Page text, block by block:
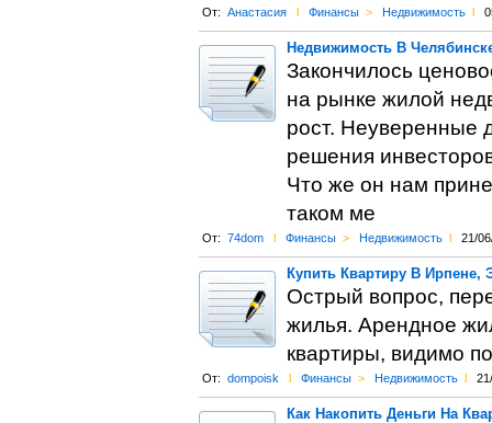
От: Анастасия l Финансы > Недвижимость l
Недвижимость В
Закончилось
на рынке жилой
рост. Неуверенные
решения
Что же он нам
таком ме
От: 74dom l Финансы > Недвижимость l 21/
Купить Квартиру В Ирпене,
Острый вопрос,
жилья. Арендное
квартиры, видимо
От: dompoisk l Финансы > Недвижимость l
Как Накопить Деньги На